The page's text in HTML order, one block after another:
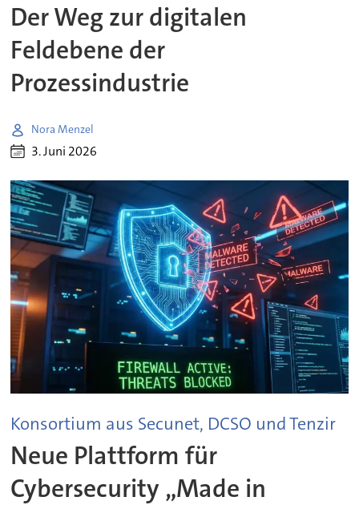
Der Weg zur digitalen
Feldebene der
Prozessindustrie
Nora Menzel
3. Juni 2026
Konsortium aus Secunet, DCSO und Tenzir
Neue Plattform für
Cybersecurity „Made in